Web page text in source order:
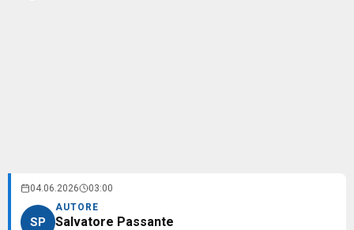
04.06.2026 03:00
SP
AUTORE
Salvatore Passante